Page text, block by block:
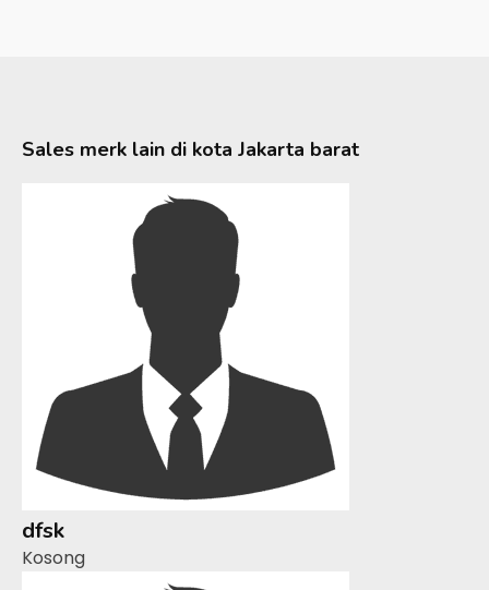
Sales merk lain di kota Jakarta barat
dfsk
Kosong